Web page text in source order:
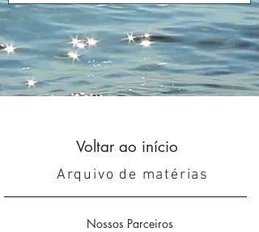
Voltar ao início
Arquivo de matérias
Nossos Parceiros